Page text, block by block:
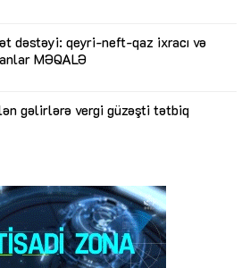
dəstəyi: qeyri-neft-qaz ixracı və
MƏQALƏ
gəlirlərə vergi güzəşti tətbiq